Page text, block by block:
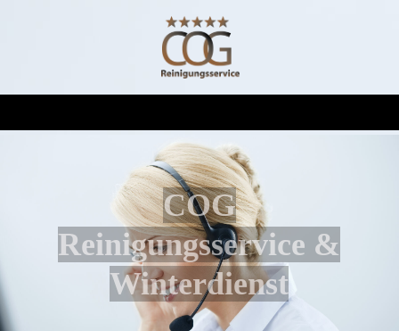
COG
Reinigungsservice &
Winterdienst